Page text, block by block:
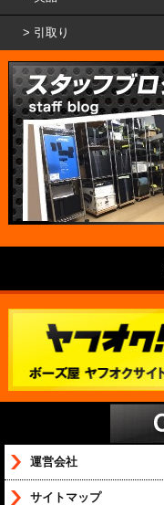
引取り
運営会社
サイトマップ